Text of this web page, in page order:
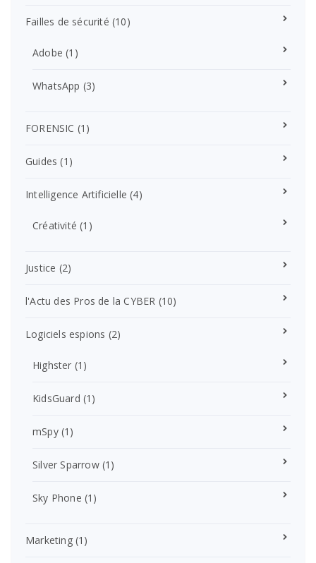
Failles de sécurité (10)
Adobe (1)
WhatsApp (3)
FORENSIC (1)
Guides (1)
Intelligence Artificielle (4)
Créativité (1)
Justice (2)
l'Actu des Pros de la CYBER (10)
Logiciels espions (2)
Highster (1)
KidsGuard (1)
mSpy(1)
Silver Sparrow(1)
Sky Phone (1)
Marketing(1)